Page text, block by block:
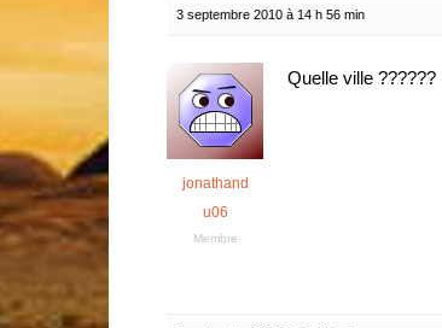
3 septembre 2010 à 14 h 56 min
jonathand
u06
Membre
Quelle ville ??????